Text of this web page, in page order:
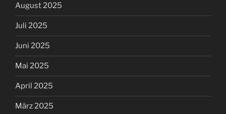
August 2025
Juli 2025
Juni 2025
Mai 2025
April 2025
März 2025